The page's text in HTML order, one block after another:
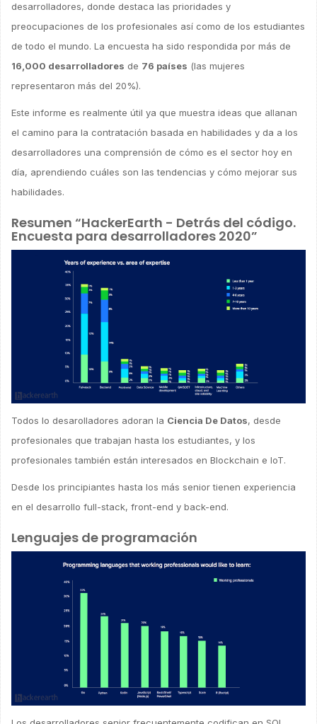
desarrolladores, donde destaca las prioridades y
preocupaciones de los profesionales así como de los estudiantes
de todo el mundo. La encuesta ha sido respondida por más de
16,000 desarrolladores de 76 países (las mujeres
representaron más del 20%).
Este informe es realmente útil ya que muestra ideas que allanan
el camino para la contratación basada en habilidades y da a los
desarrolladores una comprensión de cómo es el sector hoy en
día, aprendiendo cuáles son las tendencias y cómo mejorar sus
habilidades.
Resumen “HackerEarth - Detrás del código.
Encuesta para desarrolladores 2020”
Todos lo desarolladores adoran la Ciencia De Datos, desde
profesionales que trabajan hasta los estudiantes, y los
profesionales también están interesados en Blockchain e IoT.
Desde los principiantes hasta los más senior tienen experiencia
en el desarrollo full-stack, front-end y back-end.
Lenguajes de programación